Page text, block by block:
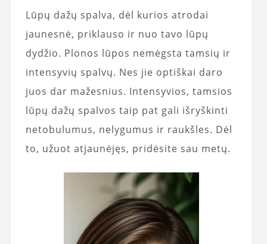
Lūpų dažų spalva, dėl kurios atrodai
jaunesnė, priklauso ir nuo tavo lūpų
dydžio. Plonos lūpos nemėgsta tamsių ir
intensyvių spalvų. Nes jie optiškai daro
juos dar mažesnius. Intensyvios, tamsios
lūpų dažų spalvos taip pat gali išryškinti
netobulumus, nelygumus ir raukšles. Dėl
to, užuot atjaunėjęs, pridėsite sau metų.